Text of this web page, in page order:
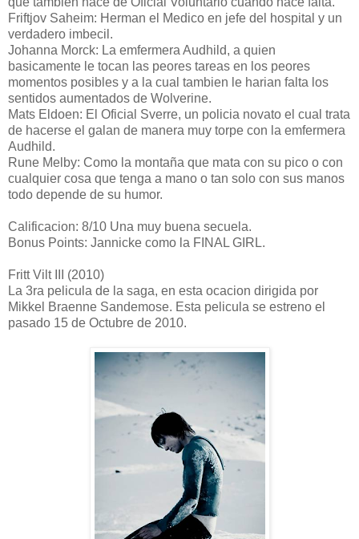
Friftjov Saheim: Herman el Medico en jefe del hospital y un
verdadero imbecil.
Johanna Morck: La emfermera Audhild, a quien
basicamente le tocan las peores tareas en los peores
momentos posibles y a la cual tambien le harian falta los
sentidos aumentados de Wolverine.
Mats Eldoen: El Oficial Sverre, un policia novato el cual trata
de hacerse el galan de manera muy torpe con la emfermera
Audhild.
Rune Melby: Como la montaña que mata con su pico o con
cualquier cosa que tenga a mano o tan solo con sus manos
todo depende de su humor.
Calificacion: 8/10 Una muy buena secuela.
Bonus Points: Jannicke como la FINAL GIRL.
Fritt Vilt III (2010)
La 3ra pelicula de la saga, en esta ocacion dirigida por
Mikkel Braenne Sandemose. Esta pelicula se estreno el
pasado 15 de Octubre de 2010.